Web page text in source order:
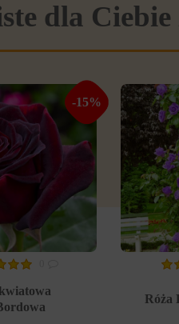
dla
-15%
Róża